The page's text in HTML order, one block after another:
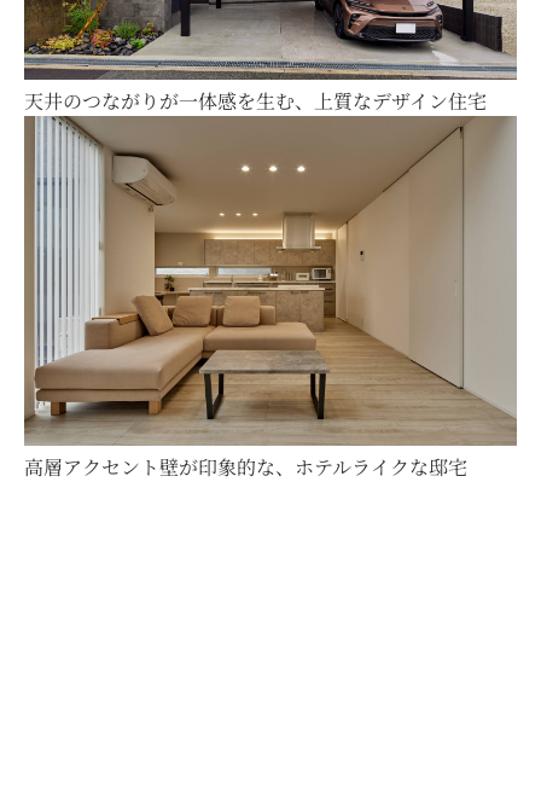
天井のつながりが一体感を生む、上質なデザイン住宅
高層アクセント壁が印象的な、ホテルライクな邸宅